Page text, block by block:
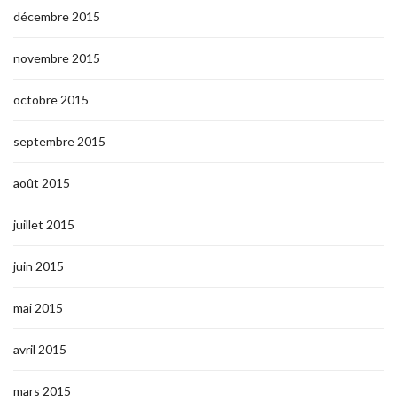
décembre 2015
novembre 2015
octobre 2015
septembre 2015
août 2015
juillet 2015
juin 2015
mai 2015
avril 2015
mars 2015